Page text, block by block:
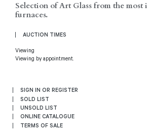
Selection of Art Glass from the
furnaces.
AUCTION TIMES
Viewing
Viewing by appointment.
SIGN IN OR REGISTER
SOLD LIST
UNSOLD LIST
ONLINE CATALOGUE
TERMS OF SALE